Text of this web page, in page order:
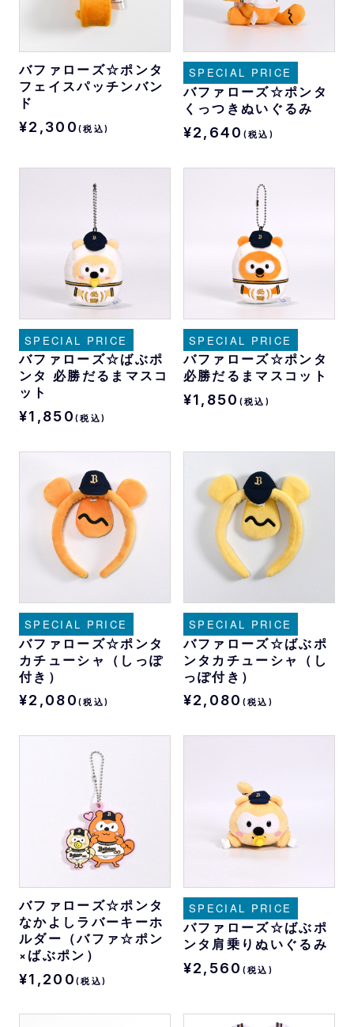
バファローズ☆ポンタ
フェイスパッチンバン
ド
¥2,300 (税込)
SPECIAL PRICE
バファローズ☆ポンタ
くっつきぬいぐるみ
¥2,640 (税込)
SPECIAL PRICE
バファローズ☆ばぶポ
ンタ 必勝だるまマスコ
ット
¥1,850 (税込)
SPECIAL PRICE
バファローズ☆ポンタ
必勝だるまマスコット
¥1,850 (税込)
SPECIAL PRICE
バファローズ☆ポンタ
カチューシャ（しっぽ
付き）
¥2,080 (税込)
SPECIAL PRICE
バファローズ☆ばぶポ
ンタカチューシャ（し
っぽ付き）
¥2,080 (税込)
バファローズ☆ポンタ
なかよしラバーキーホ
ルダー（バファ☆ポン
×ばぶポン）
¥1,200 (税込)
SPECIAL PRICE
バファローズ☆ばぶポ
ンタ肩乗りぬいぐるみ
¥2,560 (税込)